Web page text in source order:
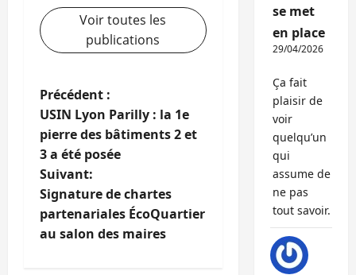
Voir toutes les
publications
N
a
v
i
g
Précédent :
USIN Lyon Parilly : la 1e
pierre des bâtiments 2 et
3 a été posée
Suivant:
Signature de chartes
partenariales ÉcoQuartier
au salon des maires
se met
en place
29/04/2026
Ça fait
plaisir de
voir
quelqu’un
qui
assume de
ne pas
tout savoir.